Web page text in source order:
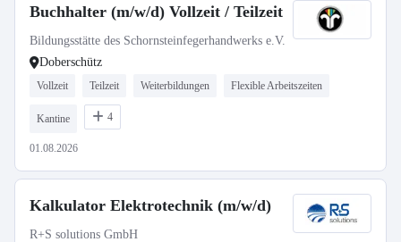
Buchhalter (m/w/d) Vollzeit / Teilzeit
Bildungsstätte des Schornsteinfegerhandwerks e.V.
Doberschütz
Vollzeit Teilzeit Weiterbildungen Flexible Arbeitszeiten
Kantine 4
01.08.2026
Kalkulator Elektrotechnik (m/w/d)
R+S solutions GmbH